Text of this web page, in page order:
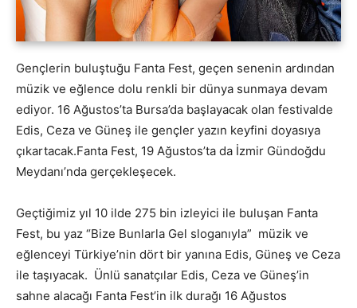
Gençlerin buluştuğu Fanta Fest, geçen senenin ardından
müzik ve eğlence dolu renkli bir dünya sunmaya devam
ediyor. 16 Ağustos’ta Bursa’da başlayacak olan festivalde
Edis, Ceza ve Güneş ile gençler yazın keyfini doyasıya
çıkartacak.Fanta Fest, 19 Ağustos’ta da İzmir Gündoğdu
Meydanı’nda gerçekleşecek.
Geçtiğimiz yıl 10 ilde 275 bin izleyici ile buluşan Fanta
Fest, bu yaz “Bize Bunlarla Gel sloganıyla” müzik ve
eğlenceyi Türkiye’nin dört bir yanına Edis, Güneş ve Ceza
ile taşıyacak. Ünlü sanatçılar Edis, Ceza ve Güneş’in
sahne alacağı Fanta Fest’in ilk durağı 16 Ağustos